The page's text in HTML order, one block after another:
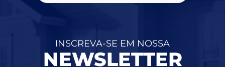
INSCREVA-SE EM NOSSA
NEWSLETTER